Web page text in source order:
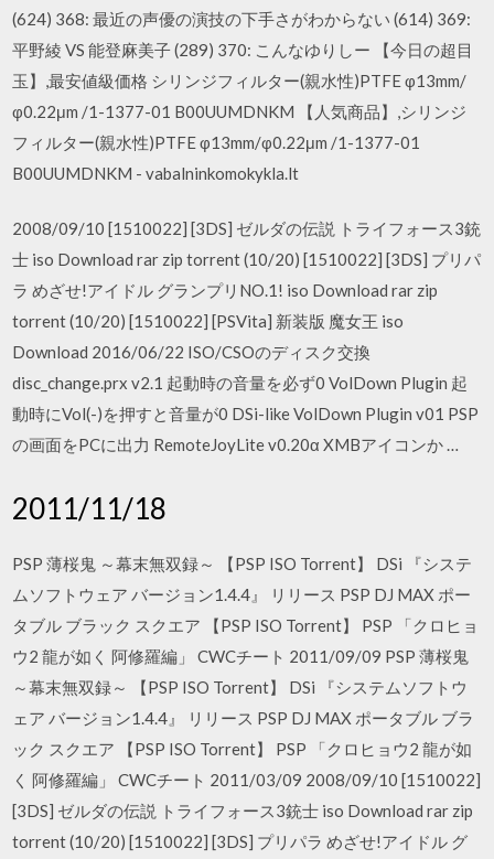
(624) 368: 最近の声優の演技の下手さがわからない (614) 369:
平野綾 VS 能登麻美子 (289) 370: こんなゆりしー 【今日の超目
玉】,最安値級価格 シリンジフィルター(親水性)PTFE φ13mm/
φ0.22μm /1-1377-01 B00UUMDNKM 【人気商品】,シリンジ
フィルター(親水性)PTFE φ13mm/φ0.22μm /1-1377-01
B00UUMDNKM - vabalninkomokykla.lt
2008/09/10 [1510022] [3DS] ゼルダの伝説 トライフォース3銃
士 iso Download rar zip torrent (10/20) [1510022] [3DS] プリパ
ラ めざせ!アイドル グランプリNO.1! iso Download rar zip
torrent (10/20) [1510022] [PSVita] 新装版 魔女王 iso
Download 2016/06/22 ISO/CSOのディスク交換
disc_change.prx v2.1 起動時の音量を必ず0 VolDown Plugin 起
動時にVol(-)を押すと音量が0 DSi-like VolDown Plugin v01 PSP
の画面をPCに出力 RemoteJoyLite v0.20α XMBアイコンか …
2011/11/18
PSP 薄桜鬼 ～幕末無双録～ 【PSP ISO Torrent】 DSi 『システ
ムソフトウェア バージョン1.4.4』 リリース PSP DJ MAX ポー
タブル ブラック スクエア 【PSP ISO Torrent】 PSP 「クロヒョ
ウ2 龍が如く 阿修羅編」 CWCチート 2011/09/09 PSP 薄桜鬼
～幕末無双録～ 【PSP ISO Torrent】 DSi 『システムソフトウ
ェア バージョン1.4.4』 リリース PSP DJ MAX ポータブル ブラ
ック スクエア 【PSP ISO Torrent】 PSP 「クロヒョウ2 龍が如
く 阿修羅編」 CWCチート 2011/03/09 2008/09/10 [1510022]
[3DS] ゼルダの伝説 トライフォース3銃士 iso Download rar zip
torrent (10/20) [1510022] [3DS] プリパラ めざせ!アイドル グ